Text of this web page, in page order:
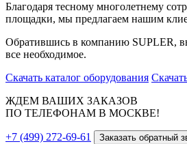
Благодаря тесному многолетнему
площадки, мы предлагаем нашим
Обратившись в компанию SUPLER,
все необходимое.
Скачать каталог оборудования
ЖДЕМ ВАШИХ ЗАКАЗОВ
ПО ТЕЛЕФОНАМ В МОСКВЕ!
+7 (499) 272-69-61 Заказать обратный